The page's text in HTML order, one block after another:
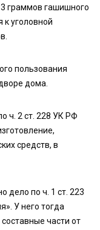
граммов гашишного
уголовной
пользования
дома.
ч. 2 ст. 228 УК РФ
средств, в
дело по ч. 1 ст. 223
У него тогда
части от